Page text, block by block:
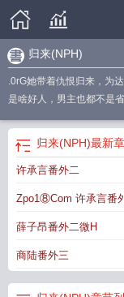
归来(NPH)
.0rG她带着仇恨归来，为
是啥好人，男主也都不是
归来(NPH)最新
许承言番外二
Zpo1⑧Com 许承言番
薛子昂番外二微H
商陆番外三